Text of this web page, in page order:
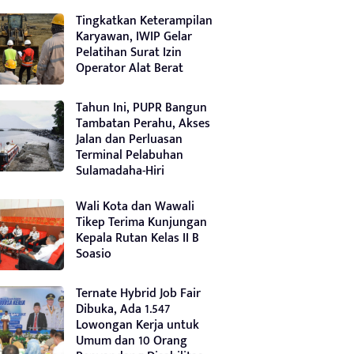
Tingkatkan Keterampilan
Karyawan, IWIP Gelar
Pelatihan Surat Izin
Operator Alat Berat
Tahun Ini, PUPR Bangun
Tambatan Perahu, Akses
Jalan dan Perluasan
Terminal Pelabuhan
Sulamadaha-Hiri
Wali Kota dan Wawali
Tikep Terima Kunjungan
Kepala Rutan Kelas II B
Soasio
Ternate Hybrid Job Fair
Dibuka, Ada 1.547
Lowongan Kerja untuk
Umum dan 10 Orang